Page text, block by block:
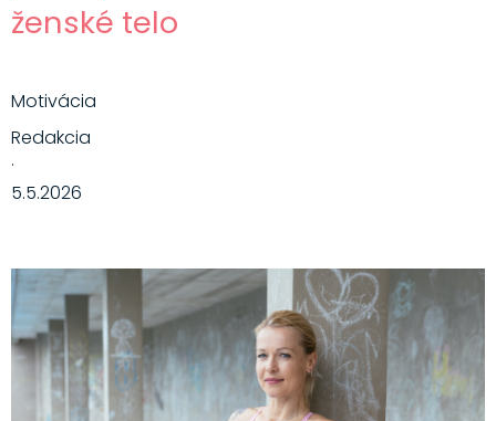
ženské telo
Motivácia
Redakcia
·
5.5.2026